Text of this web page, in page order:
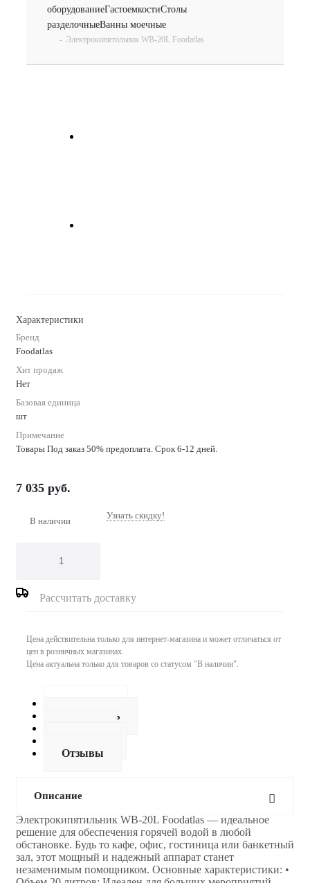
оборудованиеГастоемкостиСтолы
разделочныеВанны моечные
- Электрокипятильник WB-20L Foodatlas
Характеристики
Бренд
Foodatlas
Хит продаж
Нет
Базовая единица
шт
Примечание
Товары Под заказ 50% предоплата. Срок 6-12 дней.
7 035 руб.
В наличии Узнать скидку!
Рассчитать доставку
Цена действительна только для интернет-магазина и может отличаться от
цен в розничных магазинах.
Цена актуальна только для товаров со статусом "В наличии".
Как купить
Отзывы
Описание
Электрокипятильник WB-20L Foodatlas — идеальное
решение для обеспечения горячей водой в любой
обстановке. Будь то кафе, офис, гостиница или банкетный
зал, этот мощный и надежный аппарат станет
незаменимым помощником. Основные характеристики: •